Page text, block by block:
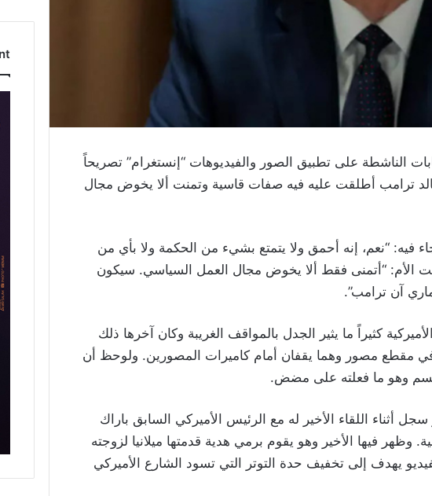
الناشطة على تطبيق الصور والفيديوهات “إنستغرام” تصريحاً
ترامب أطلقت عليه فيه صفات قاسية وتمنت ألا يخوض مجال
فيه: “نعم، إنه أحمق ولا يتمتع بشيء من الحكمة ولا بأي من
الأم: “أتمنى فقط ألا يخوض مجال العمل السياسي. سيكون
آن ترامب”.
كثيراً ما يثير الجدل بالمواقف الغريبة وكان آخرها ذلك
في مقطع مصور وهما يقفان أمام كاميرات المصورين. ولوحظ أن
وهو ما فعلته على مضض.
أثناء اللقاء الأخير له مع الرئيس الأميركي السابق باراك
وظهر فيها الأخير وهو يقوم برمي هدية قدمتها ميلانيا لزوجته
يهدف إلى تخفيف حدة التوتر التي تسود الشارع الأميركي